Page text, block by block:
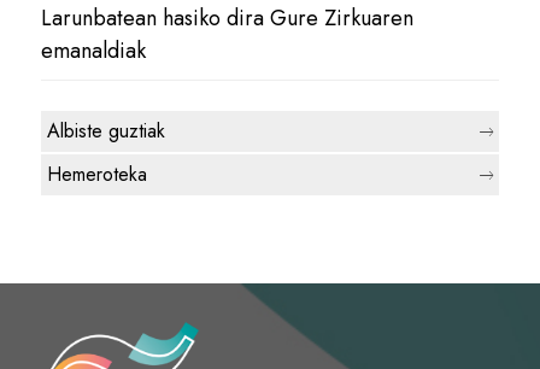
Larunbatean hasiko dira Gure Zirkuaren
emanaldiak
Albiste guztiak
Hemeroteka